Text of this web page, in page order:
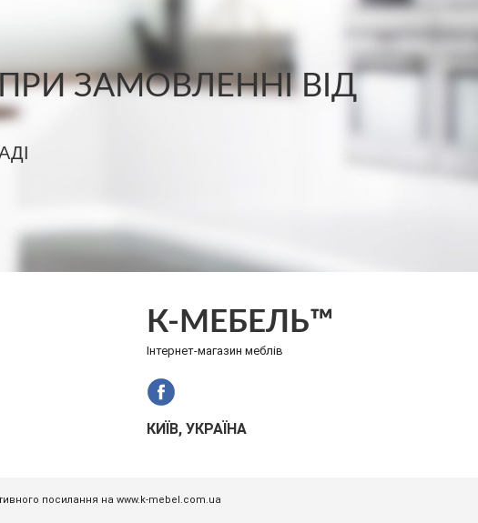
ЗАМОВЛЕННІ ВІД
посилання на www.k-mebel.com.ua
К-МЕБЕЛЬ™
Інтернет-магазин меблів
КИЇВ, УКРАЇНА